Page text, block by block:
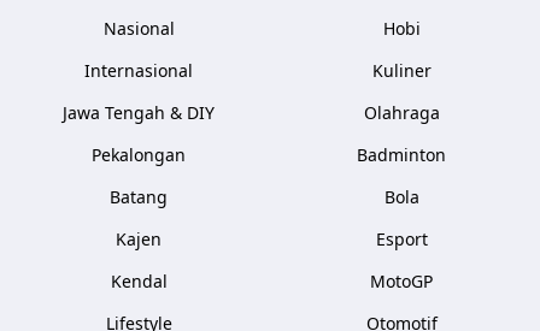
Nasional
Internasional
Jawa Tengah & DIY
Pekalongan
Batang
Kajen
Kendal
Lifestyle
Hobi
Kuliner
Olahraga
Badminton
Bola
Esport
MotoGP
Otomotif